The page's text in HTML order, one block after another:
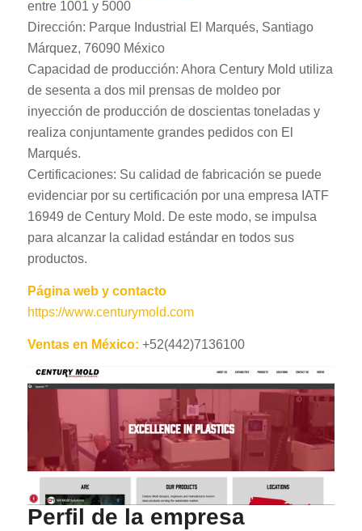
entre 1001 y 5000
Dirección: Parque Industrial El Marqués, Santiago
Márquez, 76090 México
Capacidad de producción: Ahora Century Mold utiliza
de sesenta a dos mil prensas de moldeo por
inyección de producción de doscientas toneladas y
realiza conjuntamente grandes pedidos con El
Marqués.
Certificaciones: Su calidad de fabricación se puede
evidenciar por su certificación por una empresa IATF
16949 de Century Mold. De este modo, se impulsa
para alcanzar la calidad estándar en todos sus
productos.
Página web y contacto
https://www.centurymold.com
Ventas en México: +52(442)7136100
Perfil de la empresa